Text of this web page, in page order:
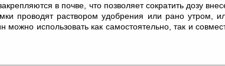
в почве, что позволяет сократить дозу
проводят раствором удобрения или рано утром,
можно использовать как самостоятельно, так и